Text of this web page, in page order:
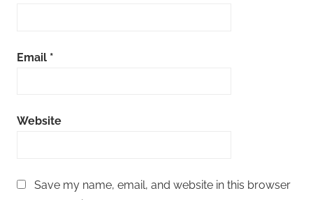
Email *
Website
Save my name, email, and website in this browser